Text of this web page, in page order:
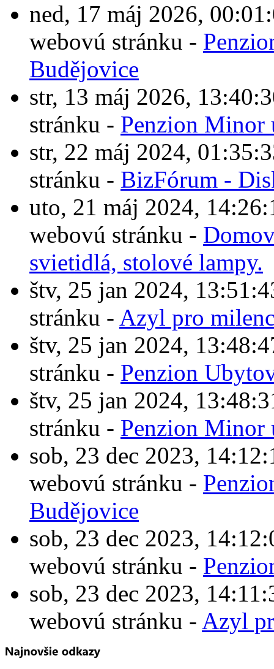
ned, 17 máj 2026,
webovú stránku -
Budějovice
str, 13 máj 2026,
stránku - Penzion Minor
str, 22 máj 2024,
stránku - BizFórum -
uto, 21 máj 2024,
webovú stránku -
svietidlá, stolové lampy.
štv, 25 jan 2024,
stránku - Azyl pro
štv, 25 jan 2024,
stránku - Penzion
štv, 25 jan 2024,
stránku - Penzion Minor
sob, 23 dec 2023,
webovú stránku -
Budějovice
sob, 23 dec 2023,
webovú stránku -
sob, 23 dec 2023,
webovú stránku - Azyl